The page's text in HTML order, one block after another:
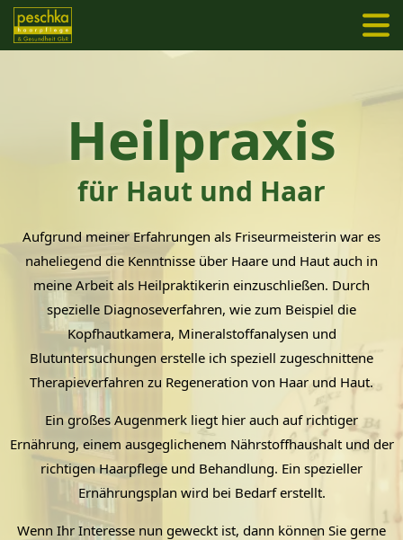
Heilpraxis
für Haut und Haar
Aufgrund meiner Erfahrungen als Friseurmeisterin war es
naheliegend die Kenntnisse über Haare und Haut auch in
meine Arbeit als Heilpraktikerin einzuschließen. Durch
spezielle Diagnoseverfahren, wie zum Beispiel die
Kopfhautkamera, Mineralstoffanalysen und
Blutuntersuchungen erstelle ich speziell zugeschnittene
Therapieverfahren zu Regeneration von Haar und Haut.
Ein großes Augenmerk liegt hier auch auf richtiger
Ernährung, einem ausgeglichenem Nährstoffhaushalt und der
richtigen Haarpflege und Behandlung. Ein spezieller
Ernährungsplan wird bei Bedarf erstellt.
Wenn Ihr Interesse nun geweckt ist, dann können Sie gerne